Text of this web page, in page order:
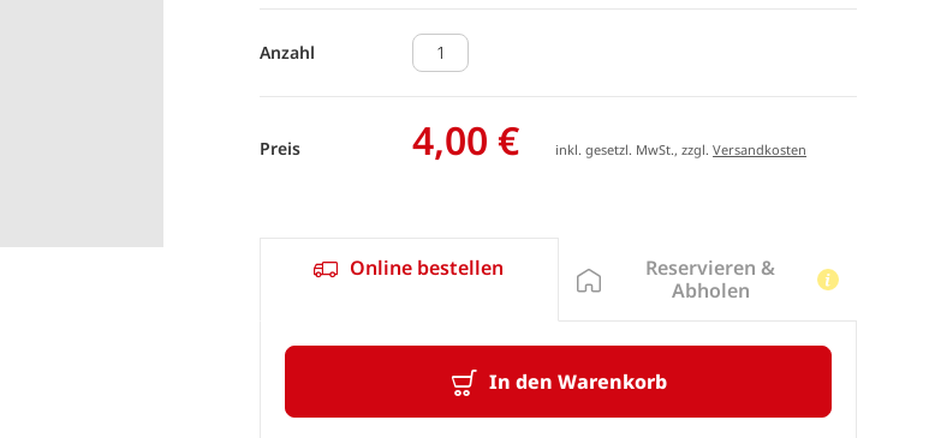
Anzahl
Preis 4,00 € inkl. gesetzl. MwSt., zzgl.Versandkosten
Online bestellen
In den Warenkorb
Reservieren &
Abholen